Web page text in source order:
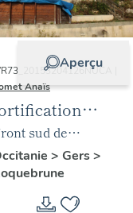
Aperçu |
Anaïs
sud de
partie
vue depuis
> Gers>